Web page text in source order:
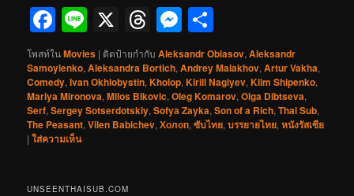
Facebook
Line
X Threads
Messenger
โพสท์ในMovies | ติดป้ายกำกับ Aleksandr Oblasov,Aleksandr
Samoylenko,Aleksandra Bortich,Andrey Malakhov,Artur Vakha,
Comedy,Ivan Okhlobystin,Kholop,Kirill Nagiyev,Klim Shipenko,
Mariya Mironova,Milos Bikovic,Oleg Komarov,Olga Dibtseva,
Serf,Sergey Sotserdotskiy,Sofya Zayka,Son of a Rich,Thai Sub,
The Peasant,Vilen Babichev,Холоп,ซับไทย,บรรยายไทย,หนังรัสเซีย
|ใส่ความเห็น
UNSEENTHAISUB.COM